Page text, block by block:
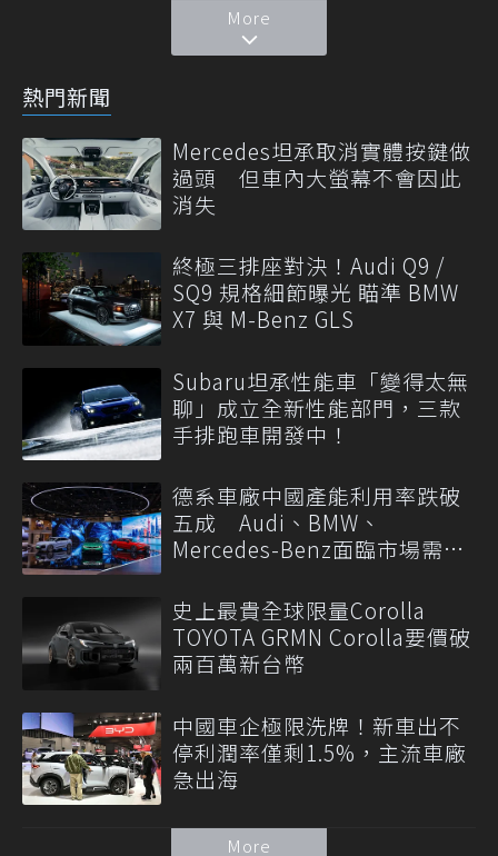
More
熱門新聞
Mercedes坦承取消實體按鍵做
過頭 但車內大螢幕不會因此
消失
終極三排座對決！Audi Q9 /
SQ9 規格細節曝光 瞄準 BMW
X7 與 M-Benz GLS
Subaru坦承性能車「變得太無
聊」成立全新性能部門，三款
手排跑車開發中！
德系車廠中國產能利用率跌破
五成 Audi、BMW、
Mercedes-Benz面臨市場需求
史上最貴全球限量Corolla
TOYOTA GRMN Corolla要價破
兩百萬新台幣
中國車企極限洗牌！新車出不
停利潤率僅剩1.5%，主流車廠
急出海
More